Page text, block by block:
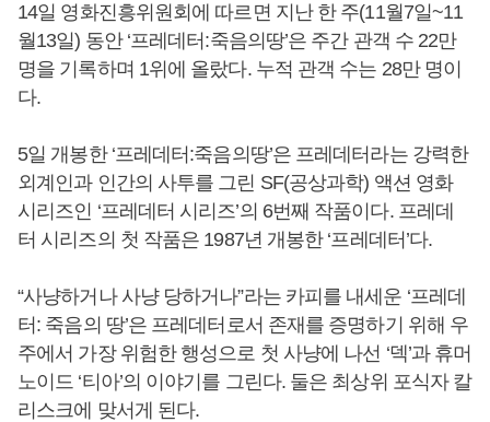
14일 영화진흥위원회에 따르면 지난 한 주(11월7일~11
월13일) 동안 ‘프레데터:죽음의땅’은 주간 관객 수 22만
명을 기록하며 1위에 올랐다. 누적 관객 수는 28만 명이
다.
5일 개봉한 ‘프레데터:죽음의땅’은 프레데터라는 강력한
외계인과 인간의 사투를 그린 SF(공상과학) 액션 영화
시리즈인 ‘프레데터 시리즈’의 6번째 작품이다. 프레데
터 시리즈의 첫 작품은 1987년 개봉한 ‘프레데터’다.
“사냥하거나 사냥 당하거나”라는 카피를 내세운 ‘프레데
터: 죽음의 땅’은 프레데터로서 존재를 증명하기 위해 우
주에서 가장 위험한 행성으로 첫 사냥에 나선 ‘덱’과 휴머
노이드 ‘티아’의 이야기를 그린다. 둘은 최상위 포식자 칼
리스크에 맞서게 된다.